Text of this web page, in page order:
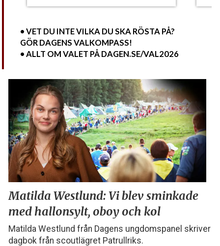
• VET DU INTE VILKA DU SKA RÖSTA PÅ?
GÖR DAGENS VALKOMPASS!
• ALLT OM VALET PÅ DAGEN.SE/VAL2026
Matilda Westlund:Vi blev sminkade
med hallonsylt, oboy och kol
Matilda Westlund från Dagens ungdomspanel skriver
dagbok från scoutlägret Patrullriks.